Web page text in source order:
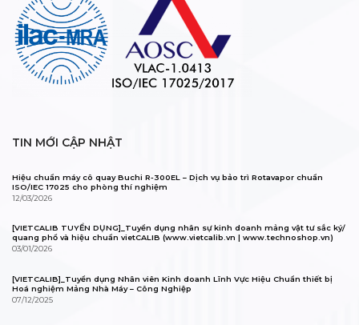
TIN MỚI CẬP NHẬT
Hiệu chuẩn máy cô quay Buchi R-300EL – Dịch vụ bảo trì Rotavapor chuẩn
ISO/IEC 17025 cho phòng thí nghiệm
12/03/2026
[VIETCALIB TUYỂN DỤNG]_Tuyển dụng nhân sự kinh doanh mảng vật tư sắc ký/
quang phổ và hiệu chuẩn vietCALIB (www.vietcalib.vn | www.technoshop.vn)
03/01/2026
[VIETCALIB]_Tuyển dụng Nhân viên Kinh doanh Lĩnh Vực Hiệu Chuẩn thiết bị
Hoá nghiệm Mảng Nhà Máy – Công Nghiệp
07/12/2025